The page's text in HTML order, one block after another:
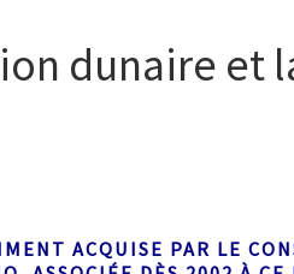
dunaire
ACQUISE PAR LE